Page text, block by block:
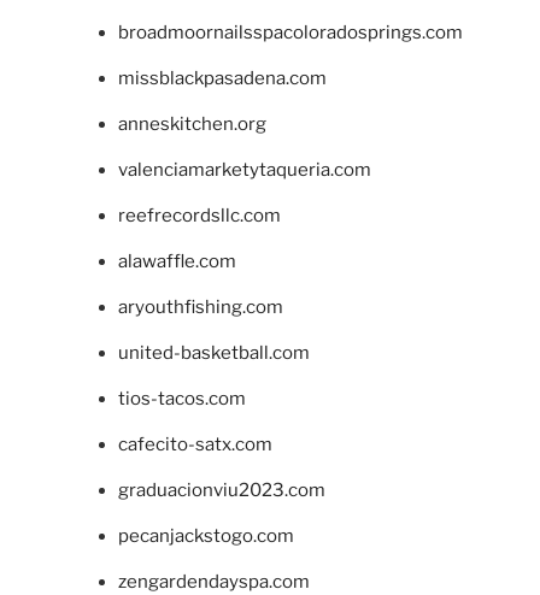
broadmoornailsspacoloradosprings.com
missblackpasadena.com
anneskitchen.org
valenciamarketytaqueria.com
reefrecordsllc.com
alawaffle.com
aryouthfishing.com
united-basketball.com
tios-tacos.com
cafecito-satx.com
graduacionviu2023.com
pecanjackstogo.com
zengardendayspa.com